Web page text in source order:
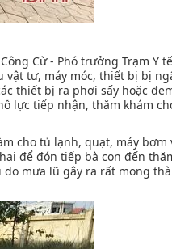
Cừ - Phó trưởng Trạm Y tế
vật tư, máy móc, thiết bị bị
thiết bị ra phơi sấy hoặc
lực tiếp nhận, thăm khám
cho tủ lạnh, quạt, máy bơm
để đón tiếp bà con đến
do mưa lũ gây ra rất mong